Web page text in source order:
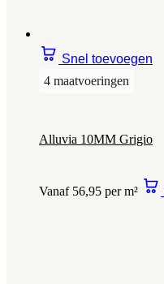
Snel toevoegen
4 maatvoeringen
Alluvia 10MM Grigio
Vanaf 56,95 per m²